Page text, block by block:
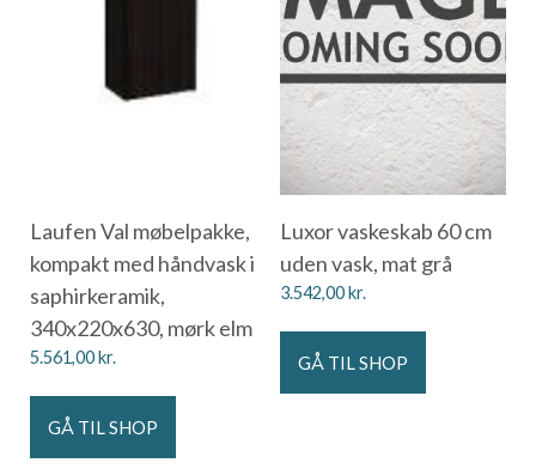
Laufen Val møbelpakke,
kompakt med håndvask i
saphirkeramik,
340x220x630, mørk elm
5.561,00kr.
GÅ TIL SHOP
Luxor vaskeskab 60 cm
uden vask, mat grå
3.542,00kr.
GÅ TIL SHOP